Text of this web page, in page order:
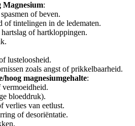
Magnesium:
of beven.
of tintelingen in de ledematen.
of hartkloppingen.
lusteloosheid.
zoals angst of prikkelbaarheid.
hoog magnesiumgehalte:
bloeddruk).
verlies van eetlust.
of desoriëntatie.